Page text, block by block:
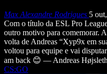
Max Alexandre Rodrigues 5
Com o título da ESL Pro
outro motivo para comemorar.
volta de Andreas “⁠Xyp9x⁠ em
voltou para equipe e vai
am back 😊 — Andreas
CS:GO